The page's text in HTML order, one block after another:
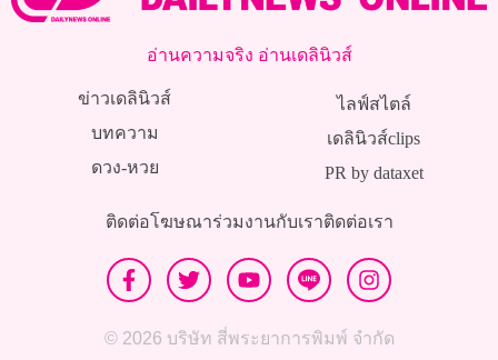
อ่านความจริง อ่านเดลินิวส์
ข่าวเดลินิวส์
บทความ
ดวง-หวย
ไลฟ์สไตล์
เดลินิวส์clips
PR by dataxet
ติดต่อโฆษณาร่วมงานกับเราติดต่อเรา
© 2026 บริษัท สี่พระยาการพิมพ์ จำกัด